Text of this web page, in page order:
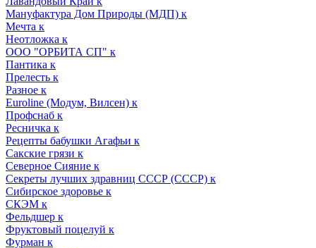
Мануфактура Дом Природы (МДП) к
Мечта к
Неотложка к
ООО "ОРБИТА СП" к
Пантика к
Прелесть к
Разное к
Euroline (Модум, Вилсен) к
Профснаб к
Ресничка к
Рецепты бабушки Агафьи к
Сакские грязи к
Северное Сияние к
Секреты лучших здравниц СССР (СССР) к
Сибирское здоровье к
СКЭМ к
Фельдшер к
Фруктовый поцелуй к
Фурман к